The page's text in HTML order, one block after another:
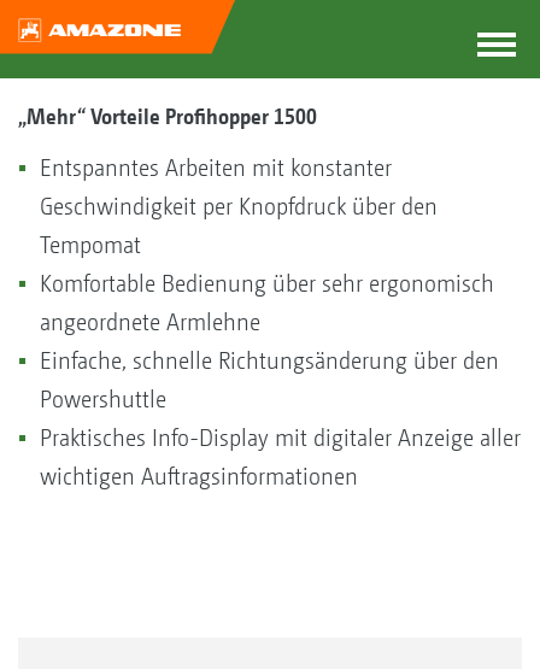
„Mehr“ Vorteile Profihopper 1500
Entspanntes Arbeiten mit konstanter
Geschwindigkeit per Knopfdruck über den
Tempomat
Komfortable Bedienung über sehr ergonomisch
angeordnete Armlehne
Einfache, schnelle Richtungsänderung über den
Powershuttle
Praktisches Info-Display mit digitaler Anzeige aller
wichtigen Auftragsinformationen